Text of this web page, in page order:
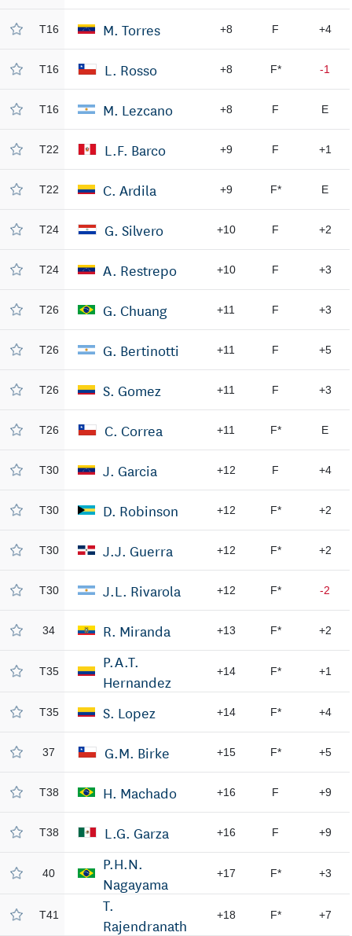
T16 M. Torres +8 F +4
T16 L. Rosso +8 F* -1
T16 M. Lezcano +8 F E
T22 L.F. Barco +9 F +1
T22 C. Ardila +9 F* E
T24 G. Silvero +10 F +2
T24 A. Restrepo +10 F +3
T26 G. Chuang +11 F +3
T26 G. Bertinotti +11 F +5
T26 S. Gomez +11 F +3
T26 C. Correa +11 F* E
T30 J. Garcia +12 F +4
T30 D. Robinson +12 F* +2
T30 J.J. Guerra +12 F* +2
T30 J.L. Rivarola +12 F* -2
34 R. Miranda +13 F* +2
T35
P.A.T.
Hernandez
+14 F* +1
T35 S. Lopez +14 F* +4
37 G.M. Birke +15 F* +5
T38 H. Machado +16 F +9
T38 L.G. Garza +16 F +9
40
P.H.N.
Nagayama
+17 F* +3
T41
T.
Rajendranath
+18 F* +7